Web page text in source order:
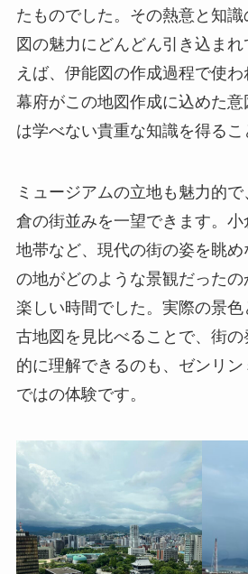
たものでした。その熱意と知
図の魅力にどんどん引き込まれ
えば、伊能図の作成過程で使わ
幕府がこの地図作成に込めた
は学べない貴重な知識を得るこ
ミュージアムの立地も魅力的
倉の街並みを一望できます。
地帯など、現代の街の姿を眺め
の地がどのような景観だったの
楽しい時間でした。実際の景
古地図を見比べることで、街
的に理解できるのも、ゼンリ
ではの体験です。